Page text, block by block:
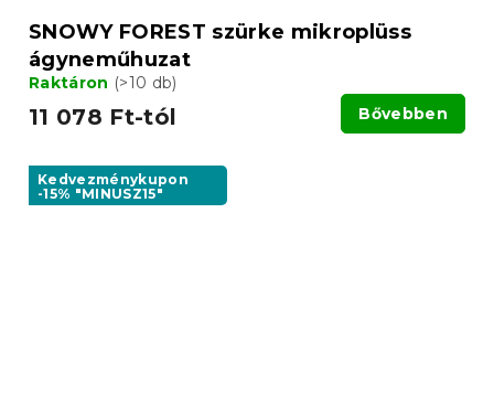
SNOWY FOREST szürke mikroplüss
ágyneműhuzat
Raktáron (>10 db)
11 078 Ft-tól Bővebben
Kedvezménykupon
-15% "MINUSZ15"